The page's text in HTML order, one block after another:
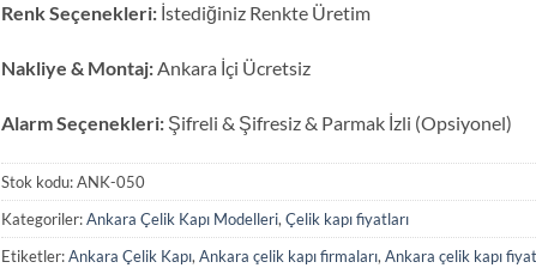
Renk Seçenekleri: İstediğiniz Renkte Üretim
Nakliye & Montaj:Ankara İçi Ücretsiz
Alarm Seçenekleri: Şifreli & Şifresiz & Parmak İzli (Opsiyonel)
Stok kodu:ANK-050
Kategoriler:Ankara Çelik Kapı Modelleri, Çelik kapı fiyatları
Etiketler:Ankara Çelik Kapı, Ankara çelik kapı firmaları, Ankara çelik kapı